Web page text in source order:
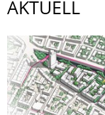
AKTUELL